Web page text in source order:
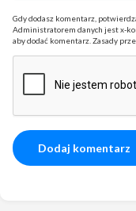
Gdy dodasz komentarz,
Administratorem danych jest x-
aby dodać komentarz. Zasady